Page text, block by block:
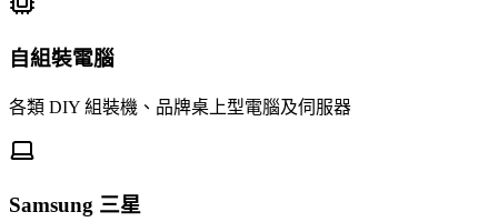
自組裝電腦
各類 DIY 組裝機、品牌桌上型電腦及伺服器
Samsung 三星